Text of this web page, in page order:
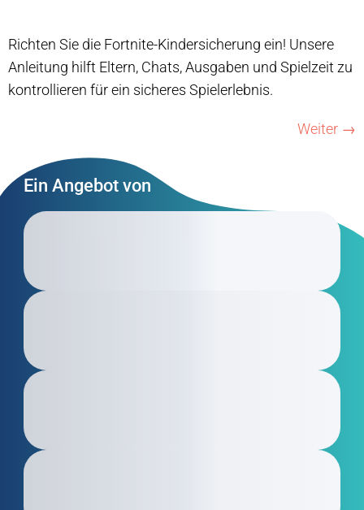
Richten Sie die Fortnite-Kindersicherung ein! Unsere
Anleitung hilft Eltern, Chats, Ausgaben und Spielzeit zu
kontrollieren für ein sicheres Spielerlebnis.
Weiter →
Ein Angebot von